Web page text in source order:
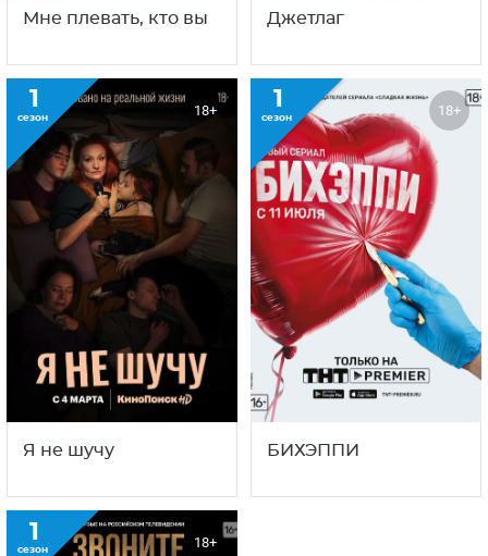
Мне плевать, кто вы Джетлаг
1
сезон 18+
Я не шучу
1
сезон 18+
БИХЭППИ
1
сезон 18+